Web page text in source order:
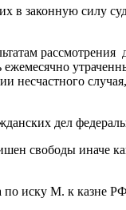
в законную силу
несчастного
дел
свободы иначе
по иску М. к